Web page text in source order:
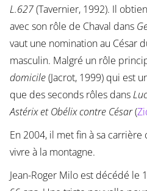
L.627(Tavernier, 1992). Il
avec son rôle de Chaval dans
vaut une nomination au César
masculin. Malgré un rôle
domicile(Jacrot, 1999) qui est
que des seconds rôles dans
Astérix et Obélix contre César(
En 2004, il met fin à sa
vivre à la montagne.
Jean-Roger Milo est décédé le